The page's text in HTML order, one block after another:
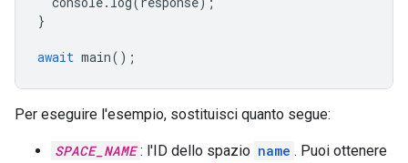
}
await main();
Per eseguire l'esempio, sostituisci quanto segue:
SPACE_NAME : l'ID dello spazio name . Puoi ottenere